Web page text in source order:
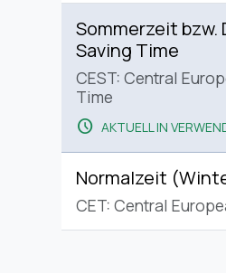
Sommerzeit bzw.
Saving Time
CEST: Central
Time
schedule AKTUELL IN
Normalzeit
CET: Central